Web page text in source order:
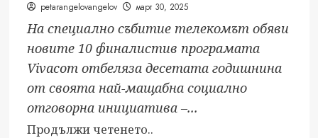
petarangelovangelov март 30, 2025
На специално събитие телекомът обяви
новите 10 финалистив програмата
Vivacom отбеляза десетата годишнина
от своята най-мащабна социално
отговорна инициатива –...
Продължи четенето..Read